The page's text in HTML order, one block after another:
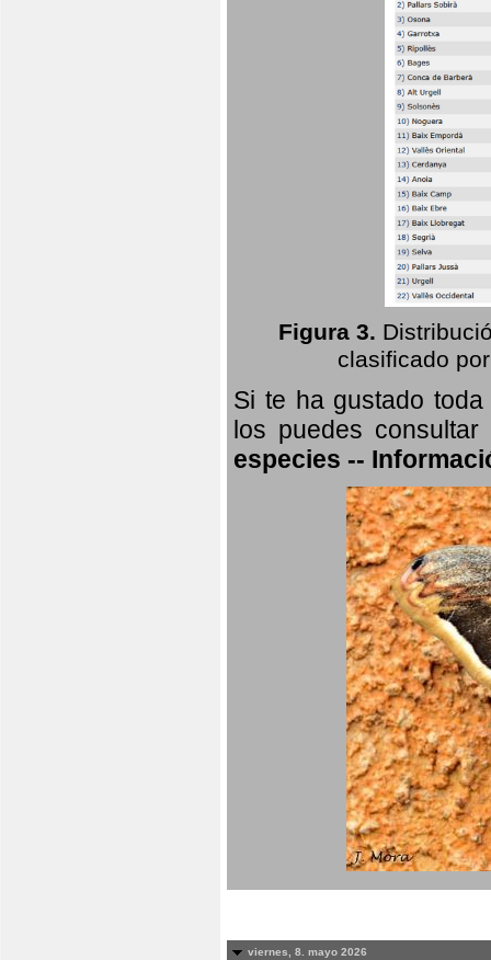
Figura 3.
clasificado
Si te ha gustado
los puedes
especies --
viernes, 8. mayo 2026